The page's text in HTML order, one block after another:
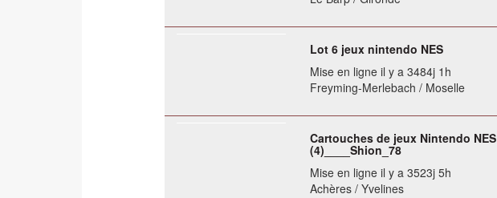
Lot 6 jeux nintendo NES
Mise en ligne il y a 3484j 1h
Freyming-Merlebach / Moselle
Cartouches de jeux Nintendo NES
(4)____Shion_78
Mise en ligne il y a 3523j 5h
Achères / Yvelines